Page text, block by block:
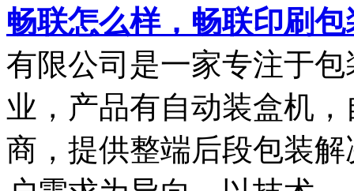
畅联怎么样，畅联印刷
有限公司是一家专注于
业，产品有自动装盒机
商，提供整端后段包装